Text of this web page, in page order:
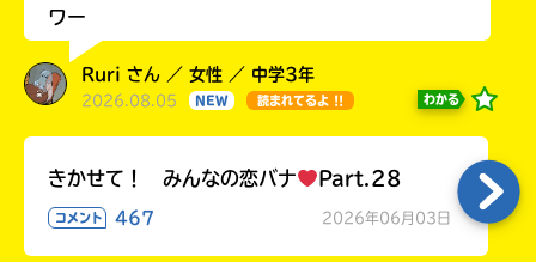
ワー
Ruri さん ／ 女性 ／ 中学3年
2026.08.05 NEW 読まれてるよ !! わかる
きかせて！ みんなの恋バナ Part.28
コメント 467 2026年06月03日